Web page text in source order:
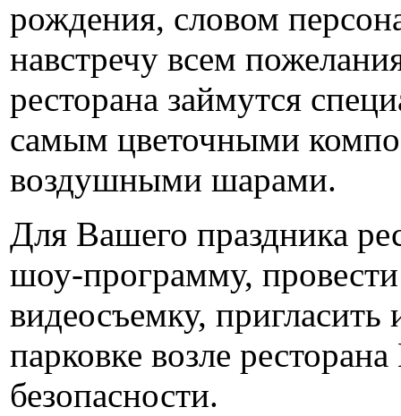
рождения, словом
навстречу всем
ресторана займутся
самым цветочными
воздушными шарами.
Для Вашего праздника
шоу-программу,
видеосъемку,
парковке возле
безопасности.